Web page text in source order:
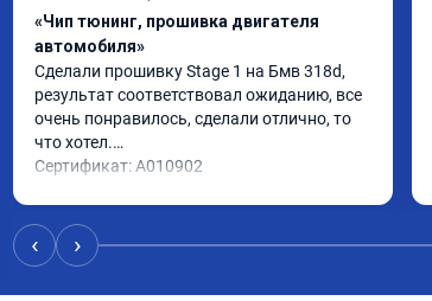
«Чип тюнинг, прошивка двигателя
автомобиля»
Сделали прошивку Stage 1 на Бмв 318d,
результат соответствовал ожиданию, все
очень понравилось, сделали отлично, то
что хотел.
Сертификат: A010902
‹ ›